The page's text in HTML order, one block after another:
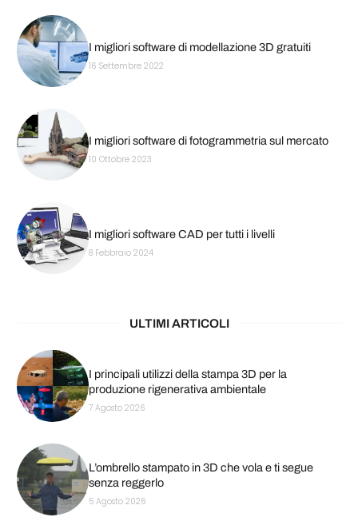
I migliori software di modellazione 3D gratuiti
16 Settembre 2022
I migliori software di fotogrammetria sul mercato
10 Ottobre 2023
I migliori software CAD per tutti i livelli
8 Febbraio 2024
ULTIMI ARTICOLI
I principali utilizzi della stampa 3D per la
produzione rigenerativa ambientale
7 Agosto 2026
L’ombrello stampato in 3D che vola e ti segue
senza reggerlo
5 Agosto 2026